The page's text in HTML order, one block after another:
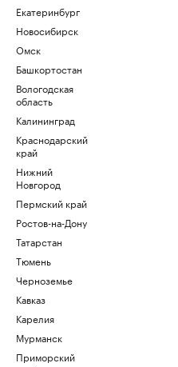
Екатеринбург
Новосибирск
Омск
Башкортостан
Вологодская
область
Калининград
Краснодарский
край
Нижний
Новгород
Пермский край
Ростов-на-Дону
Татарстан
Тюмень
Черноземье
Кавказ
Карелия
Мурманск
Приморский